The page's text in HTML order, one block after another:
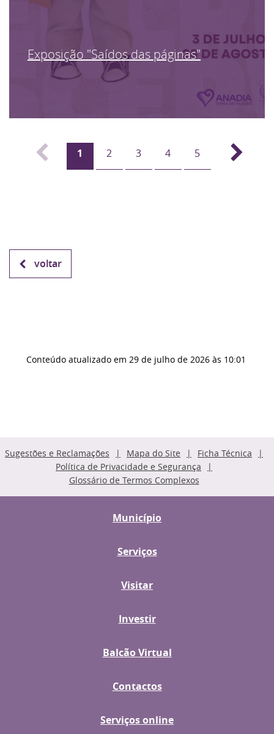
Exposição "Saídos das páginas"
1 2 3 4 5
voltar
Conteúdo atualizado em 29 de julho de 2026 às 10:01
Sugestões e Reclamações Mapa do Site
Ficha Técnica
Política de Privacidade e Segurança
Glossário de Termos Complexos
Município
Serviços
Visitar
Investir
Balcão Virtual
Contactos
Serviços online